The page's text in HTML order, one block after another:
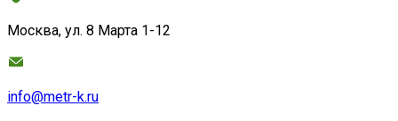
Москва, ул. 8 Марта 1-12
info@metr-k.ru